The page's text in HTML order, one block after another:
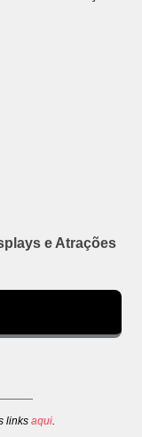
e Atrações
links aqui.